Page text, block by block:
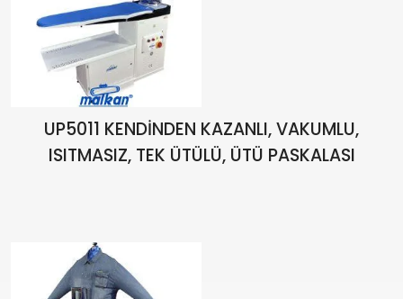
UP5011 KENDİNDEN KAZANLI, VAKUMLU,
ISITMASIZ, TEK ÜTÜLÜ, ÜTÜ PASKALASI